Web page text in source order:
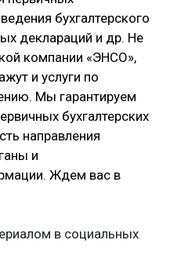
бухгалтерского
деклараций и др. Не
компании «ЭНСО»,
и услуги по
Мы гарантируем
бухгалтерских
направления
и
Ждем вас в
в социальных